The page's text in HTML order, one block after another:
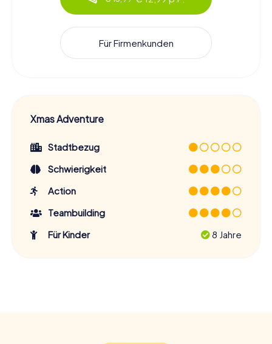
Für Firmenkunden
Xmas Adventure
Stadtbezug
Schwierigkeit
Action
Teambuilding
Für Kinder
8 Jahre